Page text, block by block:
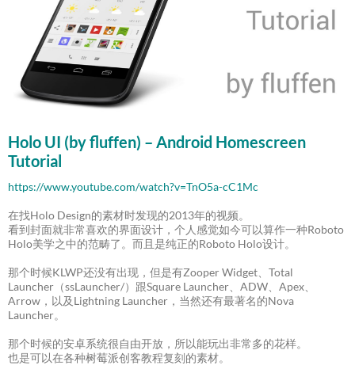
Holo UI (by fluffen) – Android Homescreen
Tutorial
https://www.youtube.com/watch?v=TnO5a-cC1Mc
在找Holo Design的素材时发现的2013年的视频。
看到封面就非常喜欢的界面设计，个人感觉如今可以算作一种Roboto
Holo美学之中的范畴了。而且是纯正的Roboto Holo设计。
那个时候KLWP还没有出现，但是有Zooper Widget、Total
Launcher（ssLauncher/）跟Square Launcher、ADW、Apex、
Arrow，以及Lightning Launcher，当然还有最著名的Nova
Launcher。
那个时候的安卓系统很自由开放，所以能玩出非常多的花样。
也是可以在各种树莓派创客教程复刻的素材。